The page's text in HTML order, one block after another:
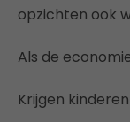
opzichten ook
Als de
Krijgen